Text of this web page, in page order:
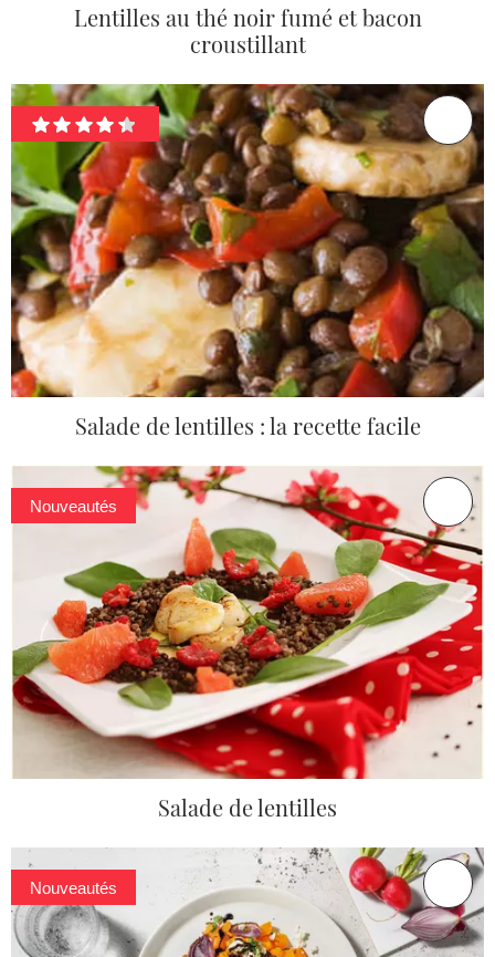
Lentilles au thé noir fumé et bacon
croustillant
Salade de lentilles : la recette facile
Nouveautés
Salade de lentilles
Nouveautés